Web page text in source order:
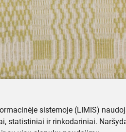
sistemoje (LIMIS)
statistiniai ir rinkodariniai.